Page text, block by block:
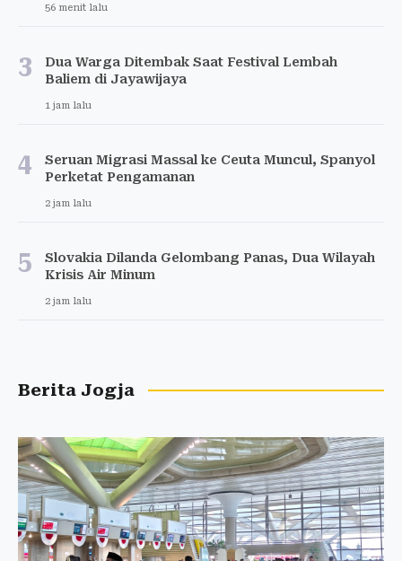
56 menit lalu
3
Dua Warga Ditembak Saat Festival Lembah
Baliem di Jayawijaya
1 jam lalu
4
Seruan Migrasi Massal ke Ceuta Muncul, Spanyol
Perketat Pengamanan
2 jam lalu
5
Slovakia Dilanda Gelombang Panas, Dua Wilayah
Krisis Air Minum
2 jam lalu
Berita Jogja